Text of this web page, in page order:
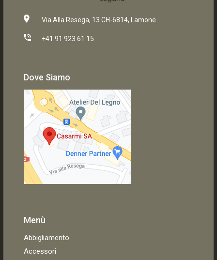
Via Alla Resega, 13 CH-6814, Lamone
+41 91 923 61 15
Dove Siamo
Menù
Abbigliamento
Accessori